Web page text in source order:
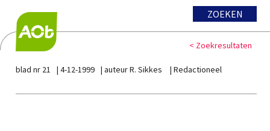
ZOEKEN
< Zoekresultaten
blad nr 21 4-12-1999 auteur R. Sikkes Redactioneel